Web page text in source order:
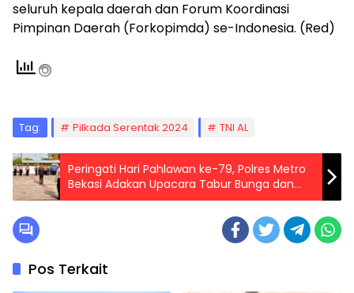
seluruh kepala daerah dan Forum Koordinasi
Pimpinan Daerah (Forkopimda) se-Indonesia. (Red)
Tag: Pilkada Serentak 2024 TNI AL
Peringati Hari Pahlawan ke-79, Polres Metro
Bekasi Adakan Upacara Tabur Bunga dan
Dzikir di Makam Pahlawan
Pos Terkait